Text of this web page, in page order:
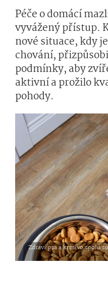
Péče o domácí
vyvážený přístup.
nové situace, kdy
chování,
podmínky, aby
aktivní a prožilo
pohody.
Zdraví psa a krmivo spolu